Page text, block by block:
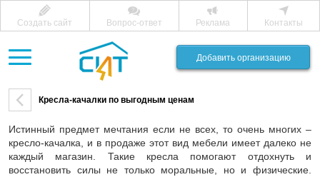
Создать сайт Вопрос-ответ Реклама Контакты
Добавить организацию
Кресла-качалки по выгодным ценам
Истинный предмет мечтания если не всех, то очень многих –
кресло-качалка, и в продаже этот вид мебели имеет далеко не
каждый магазин. Такие кресла помогают отдохнуть и
восстановить силы не только моральные, но и физические.